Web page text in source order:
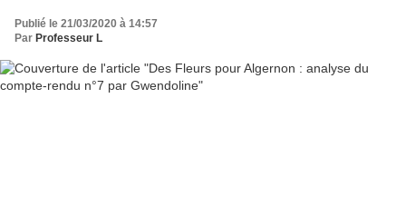
Publié le 21/03/2020 à 14:57
Par Professeur L